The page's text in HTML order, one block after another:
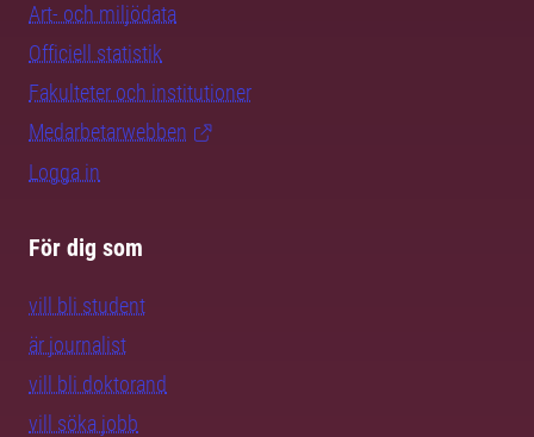
Art- och miljödata
Officiell statistik
Fakulteter och institutioner
Medarbetarwebben
Logga in
För dig som
vill bli student
är journalist
vill bli doktorand
vill söka jobb